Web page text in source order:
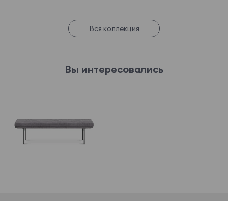
Вся коллекция
Вы интересовались